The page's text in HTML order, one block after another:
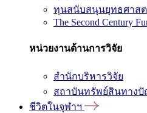
ทุนสนับสนุนยุทธศาสต
The Second Century
หน่วยงานด้านการวิจัย
สำนักบริหารวิจัย
สถาบันทรัพย์สินทาง
ชีวิตในจุฬาฯ